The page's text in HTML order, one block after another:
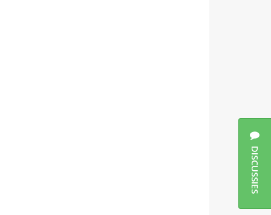
DISCUSSIES